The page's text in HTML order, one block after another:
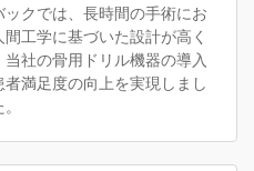
クでは、長時間の手術にお
工学に基づいた設計が高く
社の骨用ドリル機器の導入
満足度の向上を実現しまし